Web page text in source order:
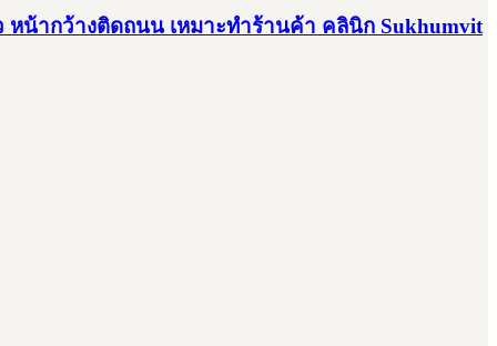
น้ากว้างติดถนน เหมาะทำร้านค้า คลินิก Sukhumvit